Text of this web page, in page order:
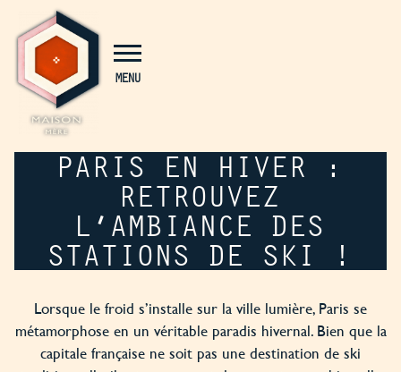
MENU
PARIS EN HIVER :
RETROUVEZ
L’AMBIANCE DES
STATIONS DE SKI !
Lorsque le froid s’installe sur la ville lumière, Paris se
métamorphose en un véritable paradis hivernal. Bien que la
capitale française ne soit pas une destination de ski
Panneau de gestion des cookies